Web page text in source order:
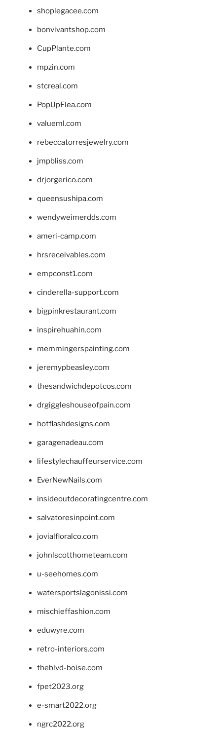
shoplegacee.com
bonvivantshop.com
CupPlante.com
mpzin.com
stcreal.com
PopUpFlea.com
valueml.com
rebeccatorresjewelry.com
jmpbliss.com
drjorgerico.com
queensushipa.com
wendyweimerdds.com
ameri-camp.com
hrsreceivables.com
empconst1.com
cinderella-support.com
bigpinkrestaurant.com
inspirehuahin.com
memmingerspainting.com
jeremypbeasley.com
thesandwichdepotcos.com
drgiggleshouseofpain.com
hotflashdesigns.com
garagenadeau.com
lifestylechauffeurservice.com
EverNewNails.com
insideoutdecoratingcentre.com
salvatoresinpoint.com
jovialfloralco.com
johnlscotthometeam.com
u-seehomes.com
watersportslagonissi.com
mischieffashion.com
eduwyre.com
retro-interiors.com
theblvd-boise.com
fpet2023.org
e-smart2022.org
ngrc2022.org